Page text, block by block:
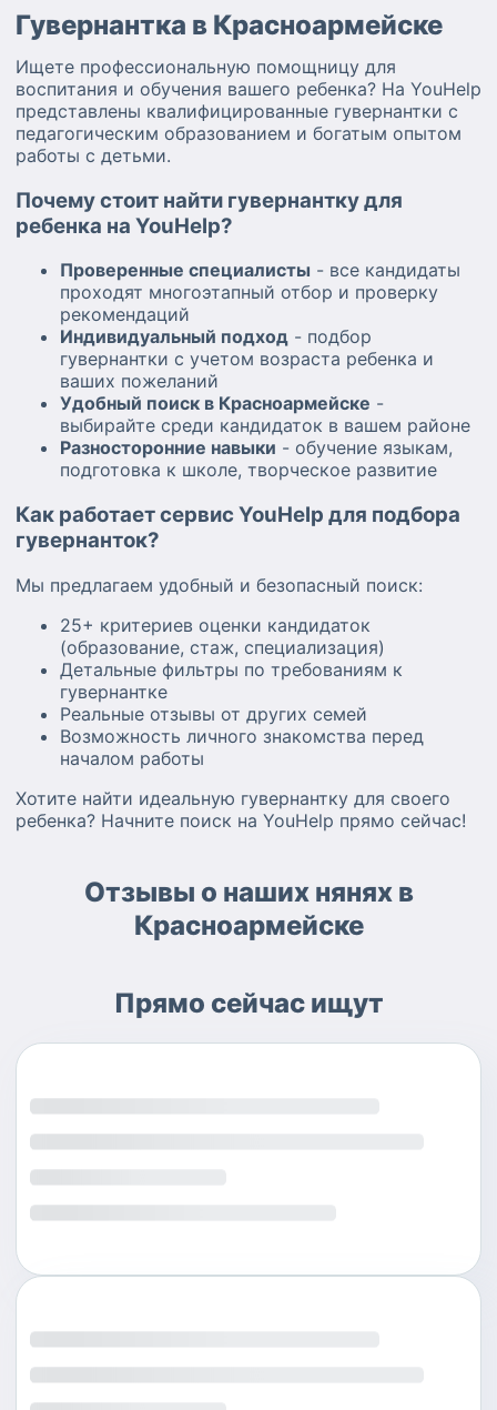
Гувернантка в Красноармейске
Ищете профессиональную помощницу для
воспитания и обучения вашего ребенка? На YouHelp
представлены квалифицированные гувернантки с
педагогическим образованием и богатым опытом
работы с детьми.
Почему стоит найти гувернантку для
ребенка на YouHelp?
Проверенные специалисты - все кандидаты
проходят многоэтапный отбор и проверку
рекомендаций
Индивидуальный подход - подбор
гувернантки с учетом возраста ребенка и
ваших пожеланий
Удобный поиск в Красноармейске -
выбирайте среди кандидаток в вашем районе
Разносторонние навыки - обучение языкам,
подготовка к школе, творческое развитие
Как работает сервис YouHelp для подбора
гувернанток?
Мы предлагаем удобный и безопасный поиск:
25+ критериев оценки кандидаток
(образование, стаж, специализация)
Детальные фильтры по требованиям к
гувернантке
Реальные отзывы от других семей
Возможность личного знакомства перед
началом работы
Хотите найти идеальную гувернантку для своего
ребенка? Начните поиск на YouHelp прямо сейчас!
Отзывы о наших нянях в
Красноармейске
Прямо сейчас ищут